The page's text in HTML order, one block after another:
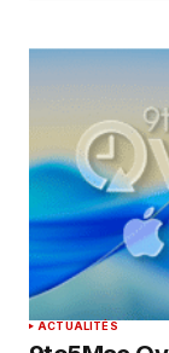
ACTUALITÉS